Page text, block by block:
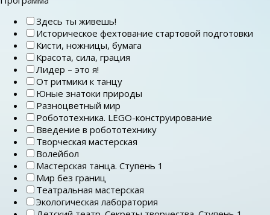
Здесь ты живешь!
Историческое фехтование стартовой подготовки
Кисти, ножницы, бумага
Красота, сила, грация
Лидер – это я!
От ритмики к танцу
Юные знатоки природы
Разноцветный мир
Робототехника. LEGO-конструирование
Введение в робототехнику
Творческая мастерская
Волейбол
Мастерская танца. Ступень 1
Мир без границ
Театральная мастерская
Экологическая лаборатория